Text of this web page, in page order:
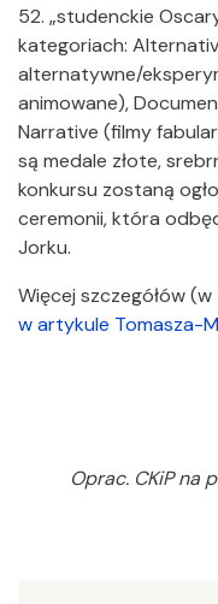
52. „studenckie
kategoriach:
alternatywne/
animowane),
Narrative (filmy
są medale złote,
konkursu zostaną
ceremonii, która
Jorku.
Więcej szczegółów
w artykule Tomasza-
Oprac. CKiP na